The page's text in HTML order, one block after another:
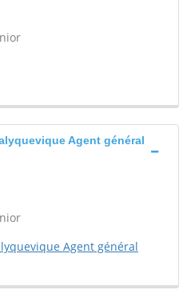
Agent général
Agent général